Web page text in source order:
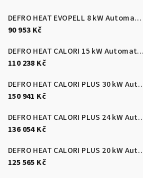
DEFRO HEAT EVOPELL 8 kW Automatický kotel na pelety
90 953 Kč
DEFRO HEAT CALORI 15 kW Automatický kotel na pelety
110 238 Kč
DEFRO HEAT CALORI
150 941 Kč
DEFRO HEAT CALORI
136 054 Kč
DEFRO HEAT CALORI
125 565 Kč